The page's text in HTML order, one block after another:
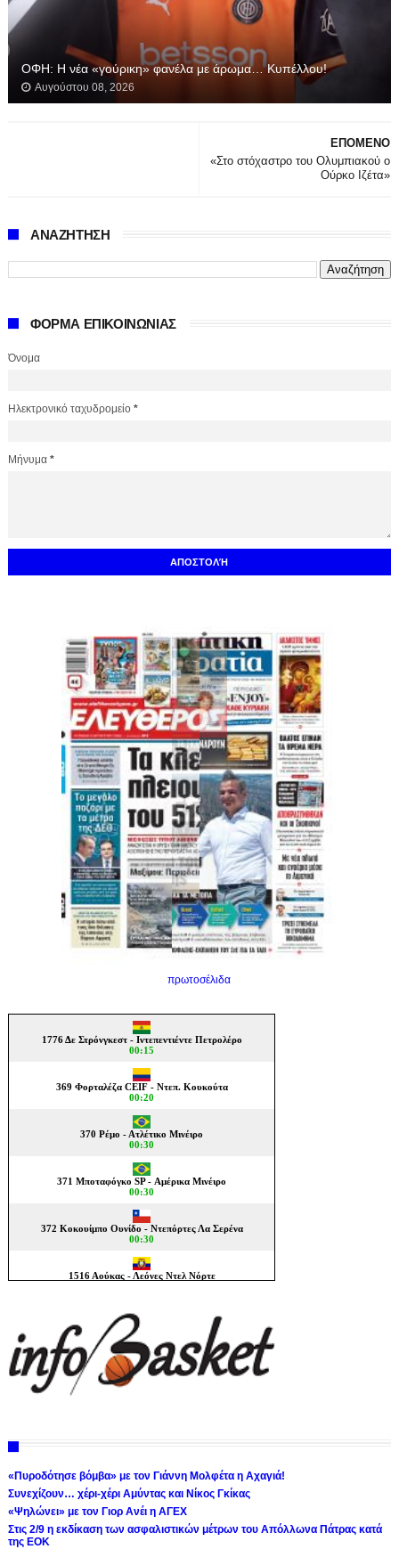
ΟΦΗ: Η νέα «γούρικη» φανέλα με άρωμα… Κυπέλλου!
Αυγούστου 08, 2026
ΕΠΟΜΕΝΟ
«Στο στόχαστρο του Ολυμπιακού ο
Ούρκο Ιζέτα»
ΑΝΑΖΗΤΗΣΗ
ΦΟΡΜΑ ΕΠΙΚΟΙΝΩΝΙΑΣ
Όνομα
Ηλεκτρονικό ταχυδρομείο *
Μήνυμα *
πρωτοσέλιδα
«Πυροδότησε βόμβα» με τον Γιάννη Μολφέτα η Αχαγιά!
Συνεχίζουν… χέρι-χέρι Αμύντας και Νίκος Γκίκας
«Ψηλώνει» με τον Γιορ Ανέι η ΑΓΕΧ
Στις 2/9 η εκδίκαση των ασφαλιστικών μέτρων του Απόλλωνα Πάτρας κατά
της ΕΟΚ